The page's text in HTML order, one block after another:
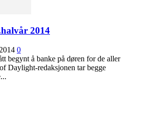
2014
0
begynt å banke på døren for de aller
Daylight-redaksjonen tar begge